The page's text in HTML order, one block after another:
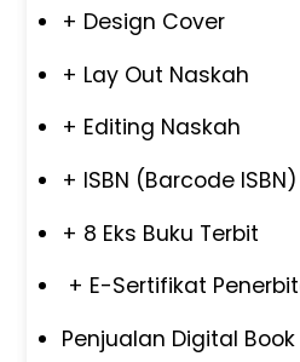
+ Design Cover
+ Lay Out Naskah
+ Editing Naskah
+ ISBN (Barcode ISBN)
+ 8 Eks Buku Terbit
+ E-Sertifikat
Penjualan Digital